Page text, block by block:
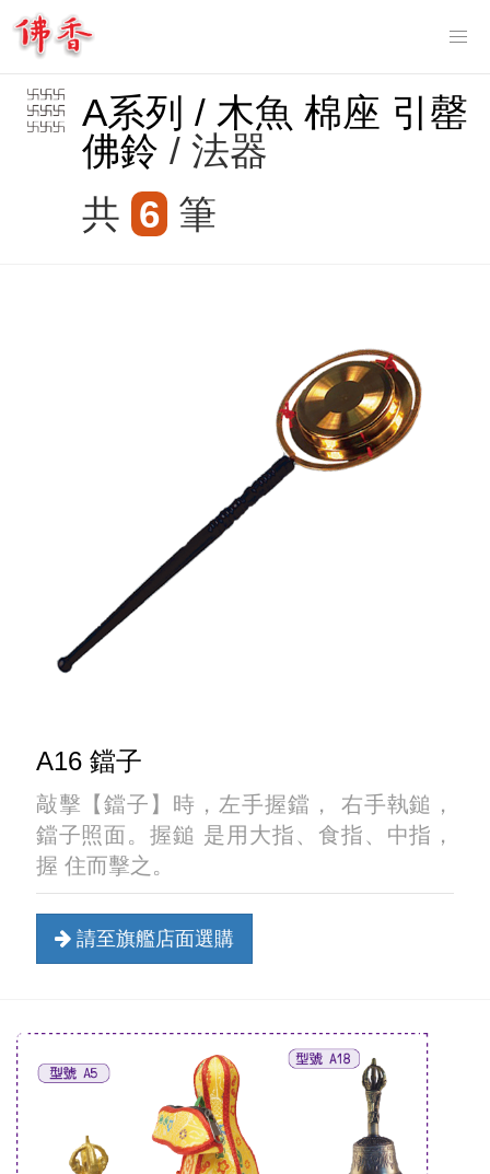
A系列 / 木魚 棉座 引罄
佛鈴 / 法器
共 6 筆
A16 鐺子
敲擊【鐺子】時，左手握鐺， 右手執鎚，
鐺子照面。握鎚 是用大指、食指、中指，
握 住而擊之。
請至旗艦店面選購